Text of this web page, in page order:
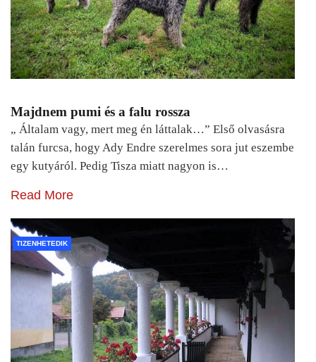
Majdnem pumi és a falu rossza
„ Általam vagy, mert meg én láttalak…” Első olvasásra
talán furcsa, hogy Ady Endre szerelmes sora jut eszembe
egy kutyáról. Pedig Tisza miatt nagyon is…
Read More
TIZENHETEDIK